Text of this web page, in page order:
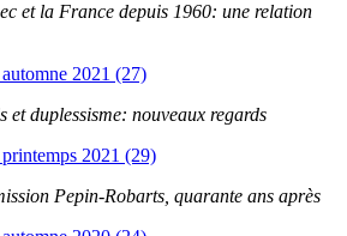
et la France depuis 1960: une relation
2021 (27)
et duplessisme: nouveaux regards
2021 (29)
Pepin-Robarts, quarante ans après